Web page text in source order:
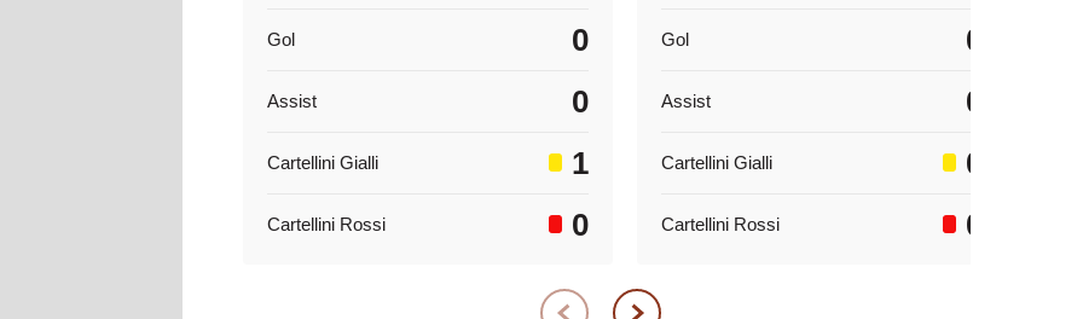
Gol 0
Assist 0
Cartellini Gialli 1
Cartellini Rossi 0
Gol 0
Assist 0
Cartellini Gialli 0
Cartellini Rossi 0